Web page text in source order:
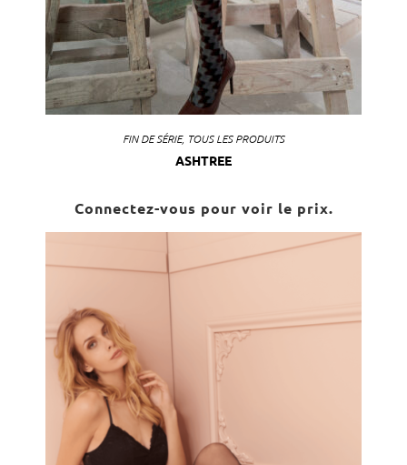
FIN DE SÉRIE, TOUS LES PRODUITS
ASHTREE
Connectez-vous pour voir le prix.